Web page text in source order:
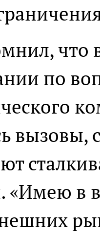
что
по
вызовы,
«Имею в